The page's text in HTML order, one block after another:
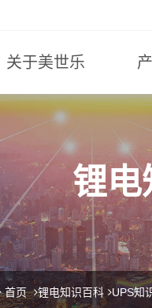
关于美世乐
锂电
首页 锂电知识百科 UPS知